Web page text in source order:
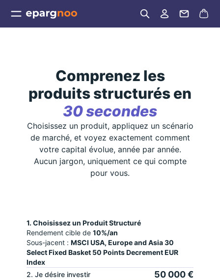
Comprenez les
produits structurés en
30 secondes
Choisissez un produit, appliquez un scénario
de marché, et voyez exactement comment
votre capital évolue, année par année.
Aucun jargon, uniquement ce qui compte
pour vous.
1. Choisissez un Produit Structuré
Rendement cible de 10%/an
Sous-jacent : MSCI USA, Europe and Asia 30
Select Fixed Basket 50 Points Decrement EUR
Index
2. Je désire investir
50 000 €